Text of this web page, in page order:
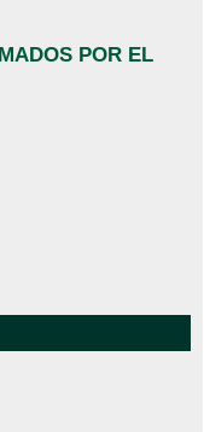
POR EL